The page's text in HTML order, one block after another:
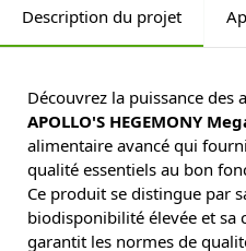
Description du projet
Découvrez la puissance des
APOLLO'S HEGEMONY
alimentaire avancé qui
qualité essentiels au bon
Ce produit se distingue par
biodisponibilité élevée et sa
garantit les normes de